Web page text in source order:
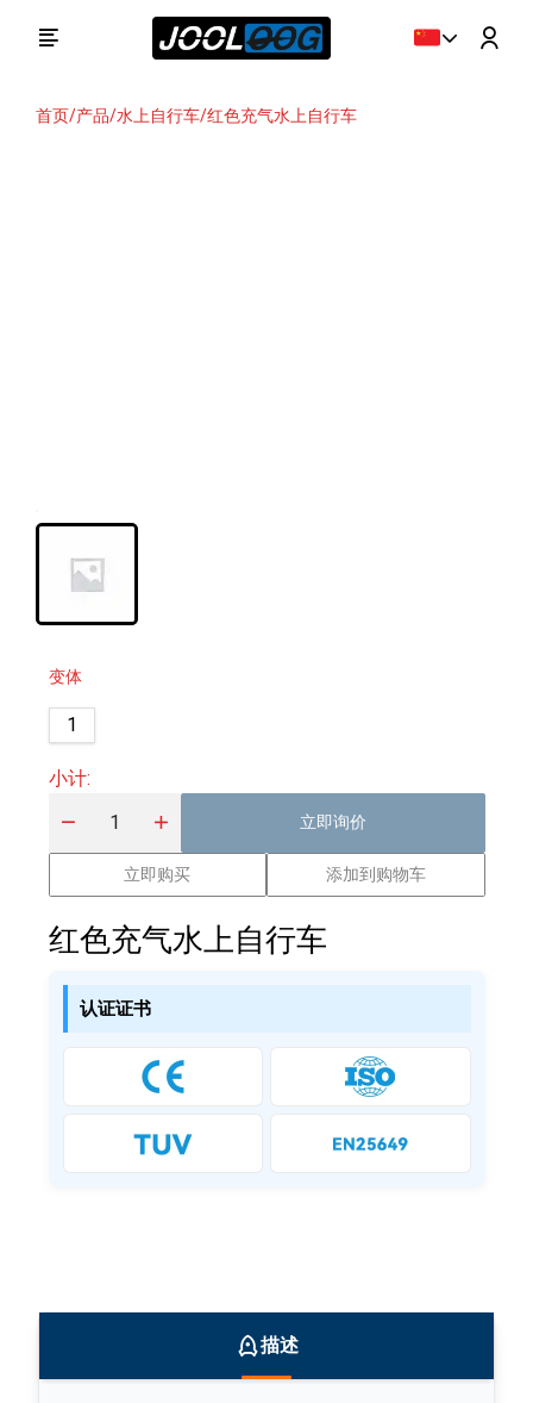
首页/产品/水上自行车/红色充气水上自行车
变体
1
小计:
立即询价
立即购买 添加到购物车
红色充气水上自行车
认证证书
描述